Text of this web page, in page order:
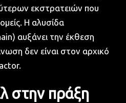
εκστρατειών που
Η αλυσίδα
αυξάνει την έκθεση
δεν είναι στον αρχικό
στην πράξη